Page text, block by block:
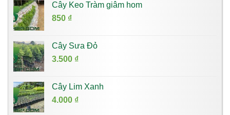
3.500 ₫.là:
Cây Keo Tràm giâm hom
850 ₫
Cây Sưa Đỏ
3.500 ₫
Cây Lim Xanh
4.000 ₫